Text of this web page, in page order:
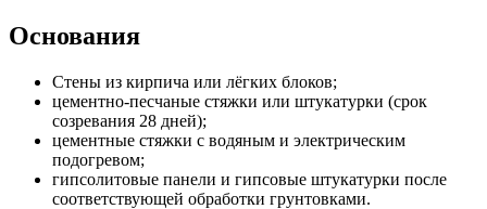
Основания
Стены из кирпича или лёгких блоков;
цементно-песчаные стяжки или штукатурки (срок
созревания 28 дней);
цементные стяжки с водяным и электрическим
подогревом;
гипсолитовые панели и гипсовые штукатурки после
соответствующей обработки грунтовками.